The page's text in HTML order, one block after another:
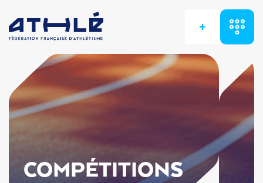
+
COMPÉTITIONS